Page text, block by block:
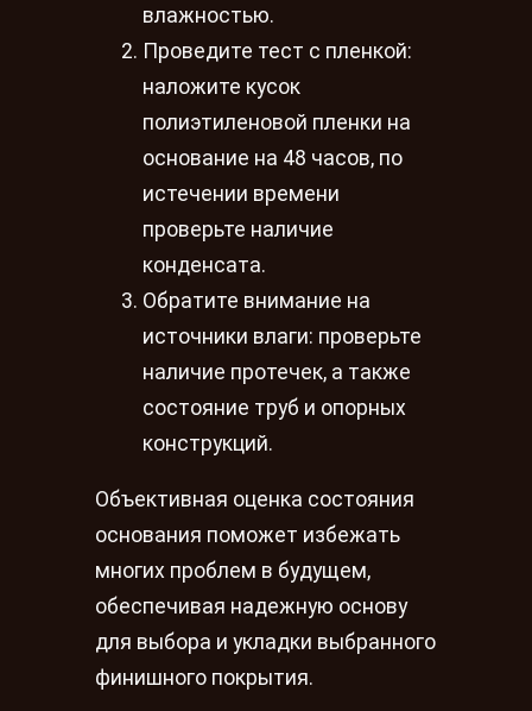
влажностью.
Проведите тест с пленкой:
наложите кусок
полиэтиленовой пленки на
основание на 48 часов, по
истечении времени
проверьте наличие
конденсата.
Обратите внимание на
источники влаги: проверьте
наличие протечек, а также
состояние труб и опорных
конструкций.
Объективная оценка состояния
основания поможет избежать
многих проблем в будущем,
обеспечивая надежную основу
для выбора и укладки выбранного
финишного покрытия.